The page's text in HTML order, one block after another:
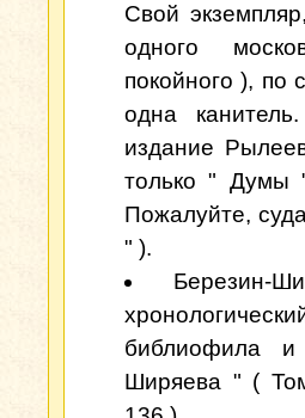
Свой
одного
покойного ), по
одна
издание
только " Думы
Пожалуйте,
" ).
Березин-
библиофила и
Ширяева " (